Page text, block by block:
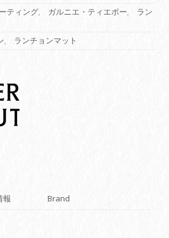
ティング, ガルニエ・ティエボー,
ラン
, ランチョンマット
報 Brand